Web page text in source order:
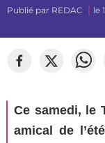
Publié par REDAC le
Ce samedi, le
amical de